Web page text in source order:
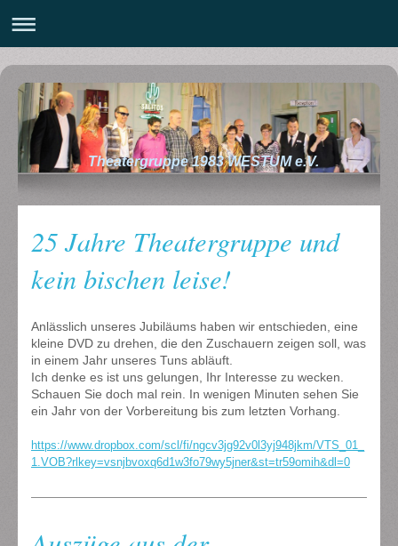
Theatergruppe 1983 WESTUM e.V.
25 Jahre Theatergruppe und
kein bischen leise!
Anlässlich unseres Jubiläums haben wir entschieden, eine
kleine DVD zu drehen, die den Zuschauern zeigen soll, was
in einem Jahr unseres Tuns abläuft.
Ich denke es ist uns gelungen, Ihr Interesse zu wecken.
Schauen Sie doch mal rein. In wenigen Minuten sehen Sie
ein Jahr von der Vorbereitung bis zum letzten Vorhang.
https://www.dropbox.com/scl/fi/ngcv3jg92v0l3yj948jkm/VTS_01_
1.VOB?rlkey=vsnjbvoxq6d1w3fo79wy5jner&st=tr59omih&dl=0